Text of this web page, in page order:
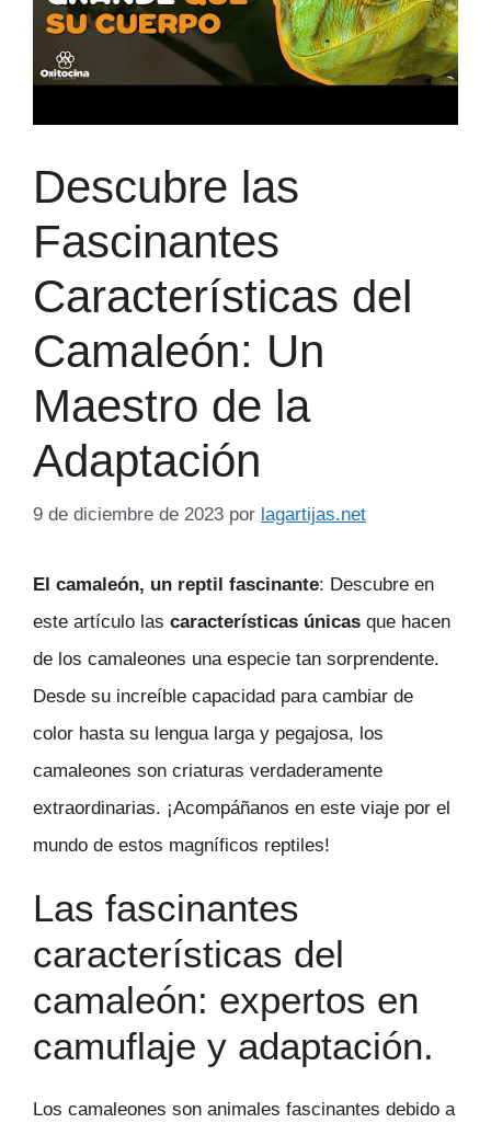
Descubre las
Fascinantes
Características del
Camaleón: Un
Maestro de la
Adaptación
9 de diciembre de 2023 por lagartijas.net
El camaleón, un reptil fascinante: Descubre en
este artículo las características únicas que hacen
de los camaleones una especie tan sorprendente.
Desde su increíble capacidad para cambiar de
color hasta su lengua larga y pegajosa, los
camaleones son criaturas verdaderamente
extraordinarias. ¡Acompáñanos en este viaje por el
mundo de estos magníficos reptiles!
Las fascinantes
características del
camaleón: expertos en
camuflaje y adaptación.
Los camaleones son animales fascinantes debido a